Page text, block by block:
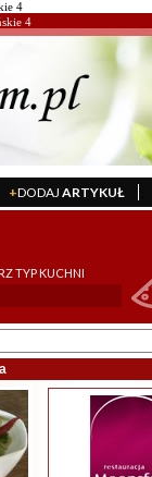
4
4
+DODAJ ARTYKUŁ
TYP KUCHNI